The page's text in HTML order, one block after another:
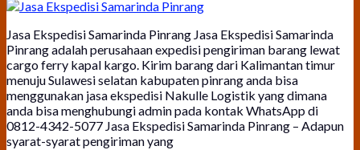
Jasa Ekspedisi Samarinda Pinrang Jasa Ekspedisi Samarinda
Pinrang adalah perusahaan expedisi pengiriman barang lewat
cargo ferry kapal kargo. Kirim barang dari Kalimantan timur
menuju Sulawesi selatan kabupaten pinrang anda bisa
menggunakan jasa ekspedisi Nakulle Logistik yang dimana
anda bisa menghubungi admin pada kontak WhatsApp di
0812-4342-5077 Jasa Ekspedisi Samarinda Pinrang – Adapun
syarat-syarat pengiriman yang